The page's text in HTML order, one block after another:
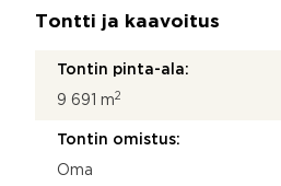
Tontti ja kaavoitus
Tontin pinta-ala:
9 691 m2
Tontin omistus:
Oma